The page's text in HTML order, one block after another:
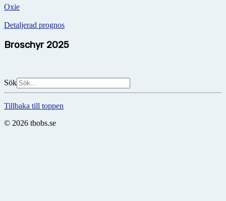
Oxie
Detaljerad prognos
Broschyr 2025
Sök
Tillbaka till toppen
© 2026 tbobs.se